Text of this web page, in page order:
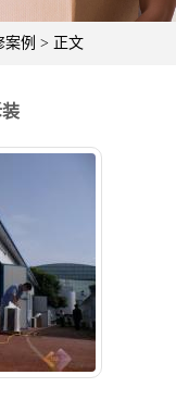
案例 > 正文
装